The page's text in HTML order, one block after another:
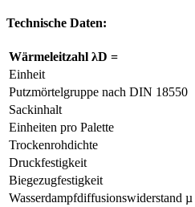
Technische Daten:
Wärmeleitzahl λD =
Einheit
Putzmörtelgruppe nach DIN 18550
Sackinhalt
Einheiten pro Palette
Trockenrohdichte
Druckfestigkeit
Biegezugfestigkeit
Wasserdampfdiffusionswiderstand µ